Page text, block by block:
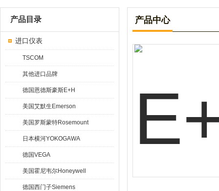
产品目录
进口仪表
TSCOM
其他进口品牌
德国恩德斯豪斯E+H
美国艾默生Emerson
美国罗斯蒙特Rosemount
日本横河YOKOGAWA
德国VEGA
美国霍尼韦尔Honeywell
德国西门子Siemens
产品中心